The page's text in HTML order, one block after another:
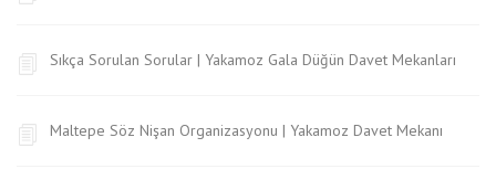
Sıkça Sorulan Sorular | Yakamoz Gala Düğün Davet Mekanları
Maltepe Söz Nişan Organizasyonu | Yakamoz Davet Mekanı